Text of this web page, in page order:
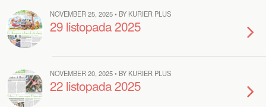
NOVEMBER 25, 2025 • BY KURIER PLUS
29 listopada 2025
NOVEMBER 20, 2025 • BY KURIER PLUS
22 listopada 2025